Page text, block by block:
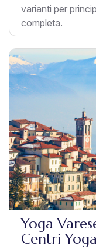
varianti per
completa.
Yoga
Centri